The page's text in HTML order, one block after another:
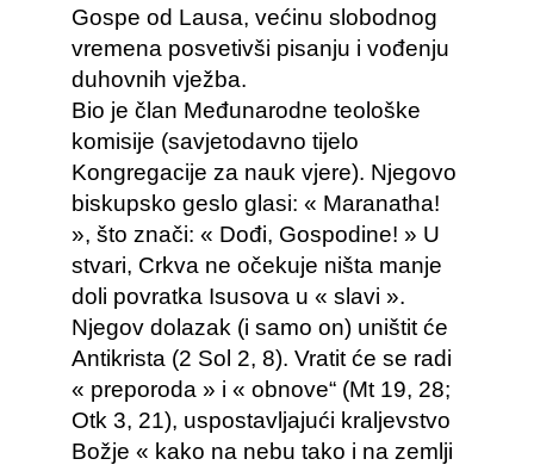
Gospe od Lausa, većinu slobodnog
vremena posvetivši pisanju i vođenju
duhovnih vježba.
Bio je član Međunarodne teološke
komisije (savjetodavno tijelo
Kongregacije za nauk vjere). Njegovo
biskupsko geslo glasi: « Maranatha!
», što znači: « Dođi, Gospodine! » U
stvari, Crkva ne očekuje ništa manje
doli povratka Isusova u « slavi ».
Njegov dolazak (i samo on) uništit će
Antikrista (2 Sol 2, 8). Vratit će se radi
« preporoda » i « obnove“ (Mt 19, 28;
Otk 3, 21), uspostavljajući kraljevstvo
Božje « kako na nebu tako i na zemlji